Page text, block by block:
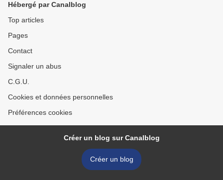
Hébergé par Canalblog
Top articles
Pages
Contact
Signaler un abus
C.G.U.
Cookies et données personnelles
Préférences cookies
Créer un blog sur Canalblog
Créer un blog